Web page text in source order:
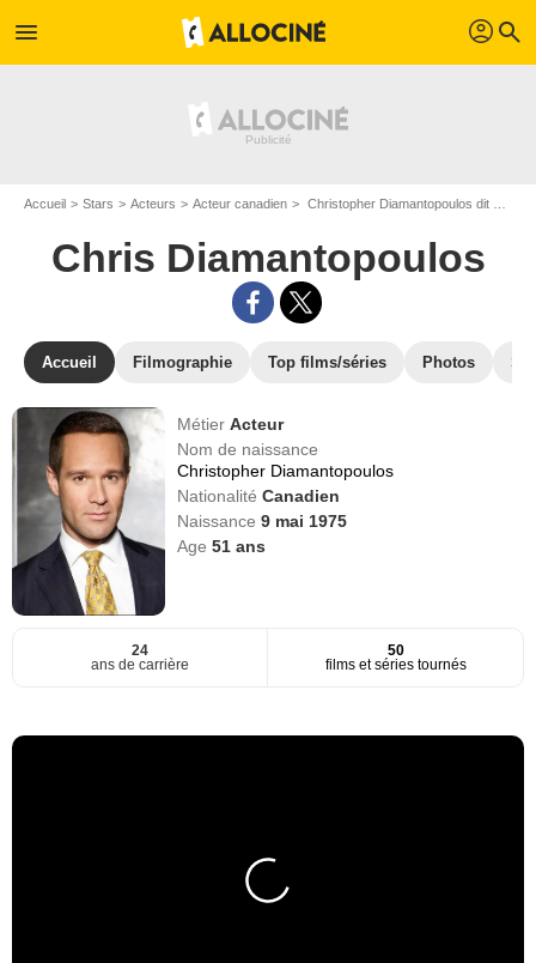
menu profil search
Accueil Stars Acteurs Acteur canadien Christopher Diamantopoulos dit Chris Diamantopoulos
Chris Diamantopoulos
Accueil Filmographie Top films/séries Photos
MétierActeur
Nom de naissance
Christopher Diamantopoulos
NationalitéCanadien
Naissance9 mai 1975
Age51 ans
24
ans de carrière
50
films et séries tournés